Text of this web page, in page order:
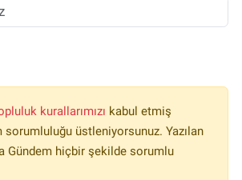
kurallarımızı kabul etmiş
sorumluluğu üstleniyorsunuz. Yazılan
Gündem hiçbir şekilde sorumlu